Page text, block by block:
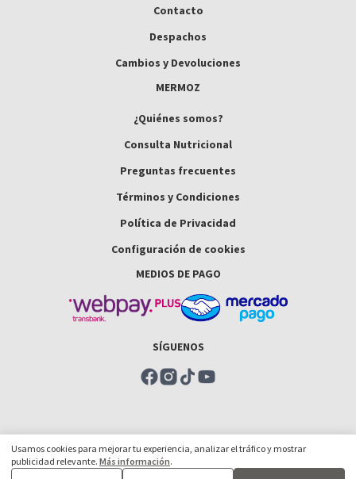
Contacto
Despachos
Cambios y Devoluciones
MERMOZ
¿Quiénes somos?
Consulta Nutricional
Preguntas frecuentes
Términos y Condiciones
Política de Privacidad
Configuración de cookies
MEDIOS DE PAGO
SÍGUENOS
Usamos cookies para mejorar tu experiencia, analizar el tráfico y mostrar
publicidad relevante. Más información.